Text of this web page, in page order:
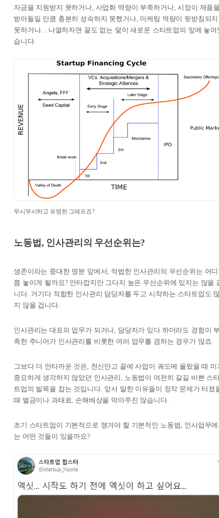
자금을 지원받지 못하거나, 사업화 역량이 부족하거나, 시장이 제품
받아들일 만큼 충분히 성숙하지 못했거나, 마케팅 역량이 뒷받침되지
못하거나... 나열하자면 끝도 없는 덫이 새로운 스타트업의 앞에 놓여
습니다.
무시무시하고 유명한 그래프죠?
노동법, 인사관리의 우선순위는?
생존이라는 중대한 명분 앞에서, 적법한 인사관리의 우선순위는 어디
쯤 놓이게 될까요? 안타깝지만 그다지 높은 우선순위에 있지는 않을
니다. 거기다 적합한 인사관리 담당자를 두고 시작하는 스타트업도
지 않을 겁니다.
인사관리는 대표의 업무가 되거나, 담당자가 있다 하더라도 경험이
족한 주니어가 인사관리를 비롯한 여러 업무를 겸하는 경우가 많죠.
그보다 더 안타까운 것은, 천신만고 끝에 사업이 궤도에 올랐을 때 미
중요하게 생각하지 않았던 인사관리, 노동법이 여전히 갈길 바쁜 스
트업의 발목을 잡는 것입니다. 앞서 말한 이유들이 정작 문제가 터졌
때 벌금이나 과태료, 손해배상을 막아주진 않습니다.
초기 스타트업이 기본적으로 챙겨야 할 기본적인 노동법, 인사업무에
는 어떤 것들이 있을까요?